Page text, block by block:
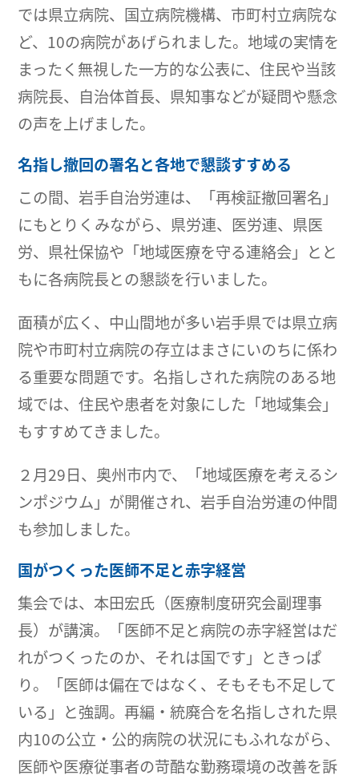
では県立病院、国立病院機構、市町村立病院な
ど、10の病院があげられました。地域の実情を
まったく無視した一方的な公表に、住民や当該
病院長、自治体首長、県知事などが疑問や懸念
の声を上げました。
名指し撤回の署名と各地で懇談すすめる
この間、岩手自治労連は、「再検証撤回署名」
にもとりくみながら、県労連、医労連、県医
労、県社保協や「地域医療を守る連絡会」とと
もに各病院長との懇談を行いました。
面積が広く、中山間地が多い岩手県では県立病
院や市町村立病院の存立はまさにいのちに係わ
る重要な問題です。名指しされた病院のある地
域では、住民や患者を対象にした「地域集会」
もすすめてきました。
２月29日、奥州市内で、「地域医療を考えるシ
ンポジウム」が開催され、岩手自治労連の仲間
も参加しました。
国がつくった医師不足と赤字経営
集会では、本田宏氏（医療制度研究会副理事
長）が講演。「医師不足と病院の赤字経営はだ
れがつくったのか、それは国です」ときっぱ
り。「医師は偏在ではなく、そもそも不足して
いる」と強調。再編・統廃合を名指しされた県
内10の公立・公的病院の状況にもふれながら、
医師や医療従事者の苛酷な勤務環境の改善を訴